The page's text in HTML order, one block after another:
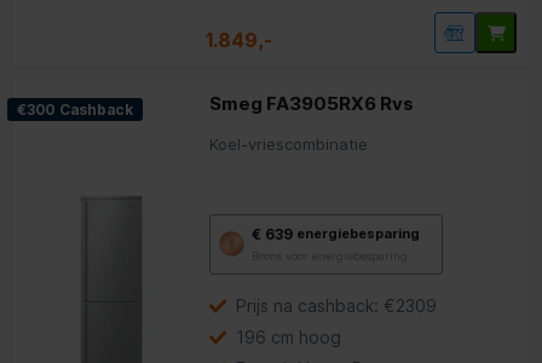
1.849,-
€300 Cashback Smeg FA3905RX6 Rvs
Koel-vriescombinatie
€ 639 energiebesparing
Brons voor energiebesparing
deze
Youreko’s
voor
Prijs na cashback: €2309
196 cm hoog